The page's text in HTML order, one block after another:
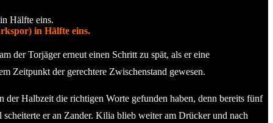
in Hälfte eins.
der Torjäger erneut einen Schritt zu spät, als er eine
Zeitpunkt der gerechtere Zwischenstand gewesen.
Halbzeit die richtigen Worte gefunden haben, denn bereits fünf
er an Zander. Kilia blieb weiter am Drücker und nach